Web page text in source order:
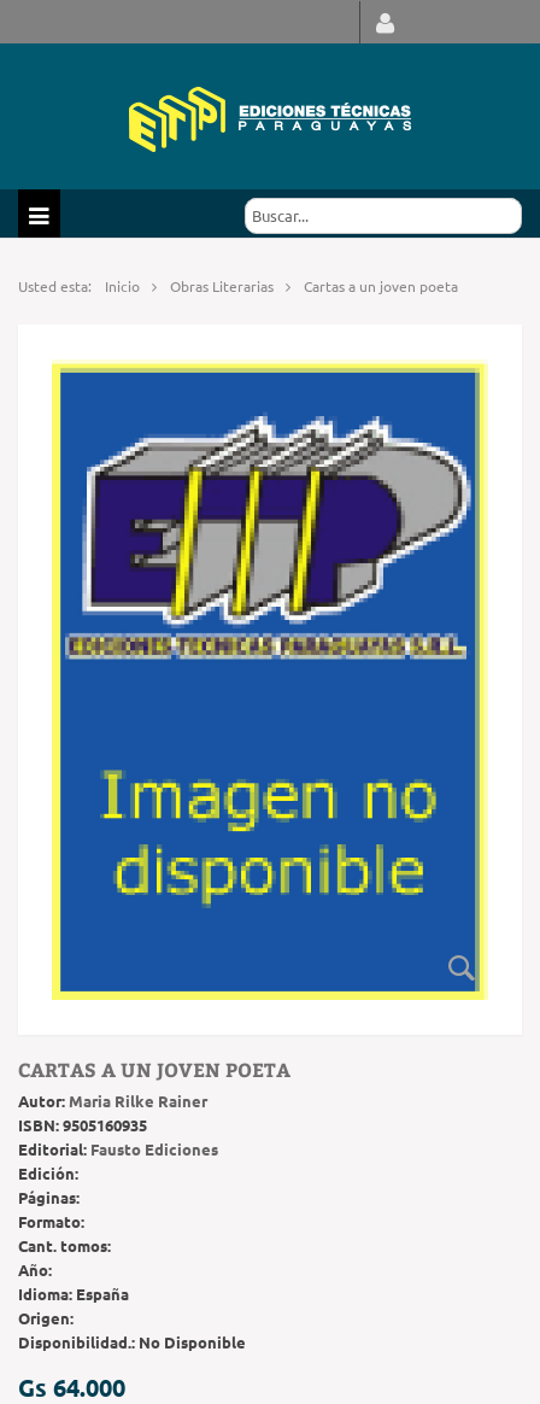
Usted esta: Inicio Obras Literarias Cartas a un joven poeta
CARTAS A UN JOVEN POETA
Autor: Maria Rilke Rainer
ISBN:9505160935
Editorial: Fausto Ediciones
Edición:
Páginas:
Formato:
Cant. tomos:
Año:
Idioma: España
Origen:
Disponibilidad.: No Disponible
Gs 64.000